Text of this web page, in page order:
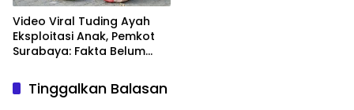
Video Viral Tuding Ayah
Eksploitasi Anak, Pemkot
Surabaya: Fakta Belum
Tinggalkan Balasan